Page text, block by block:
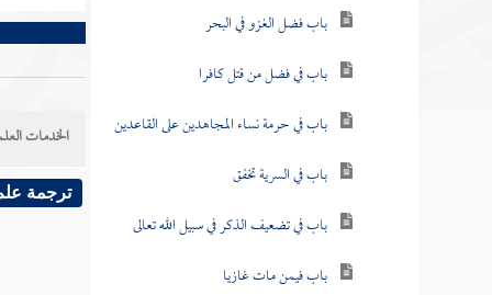
باب فضل الغزو في البحر
باب في فضل من قتل كافرا
باب في حرمة نساء المجاهدين على القاعدين
باب في السرية تخفق
باب في تضعيف الذكر في سبيل الله تعالى
باب فيمن مات غازيا
الخدمات
ترجمة